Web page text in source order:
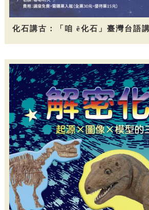
化石講古：「咱 ê化石」臺灣台語